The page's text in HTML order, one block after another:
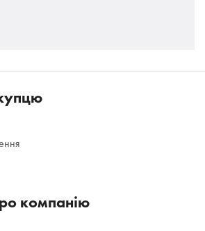
компанію